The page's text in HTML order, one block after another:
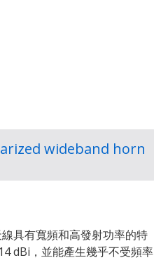
wideband horn
具有寬頻和高發射功率的特
dBi，並能產生幾乎不受頻率